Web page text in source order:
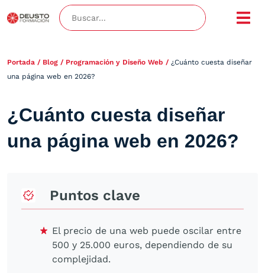
Portada / Blog / Programación y Diseño Web / ¿Cuánto cuesta diseñar
una página web en 2026?
¿Cuánto cuesta diseñar
una página web en 2026?
Puntos clave
El precio de una web puede oscilar entre
500 y 25.000 euros, dependiendo de su
complejidad.